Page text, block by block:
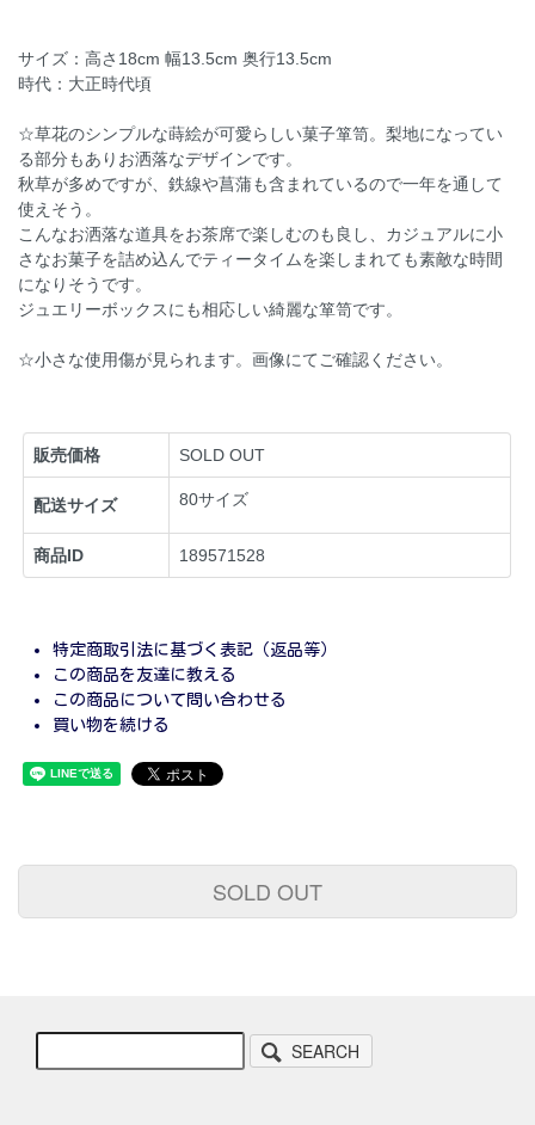
サイズ：高さ18cm 幅13.5cm 奥行13.5cm
時代：大正時代頃
☆草花のシンプルな蒔絵が可愛らしい菓子箪笥。梨地になってい
る部分もありお洒落なデザインです。
秋草が多めですが、鉄線や菖蒲も含まれているので一年を通して
使えそう。
こんなお洒落な道具をお茶席で楽しむのも良し、カジュアルに小
さなお菓子を詰め込んでティータイムを楽しまれても素敵な時間
になりそうです。
ジュエリーボックスにも相応しい綺麗な箪笥です。
☆小さな使用傷が見られます。画像にてご確認ください。
販売価格 SOLD OUT
配送サイズ 80サイズ
商品ID 189571528
特定商取引法に基づく表記（返品等）
この商品を友達に教える
この商品について問い合わせる
買い物を続ける
SOLD OUT
SEARCH